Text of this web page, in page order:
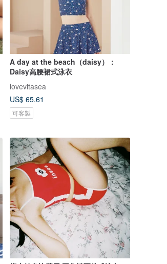
A day at the beach（daisy）：
Daisy高腰裙式泳衣
lovevitasea
US$ 65.61
可客製